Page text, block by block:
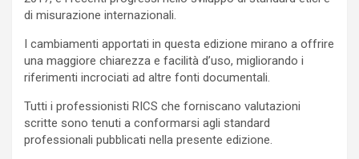
di misurazione internazionali.
I cambiamenti apportati in questa edizione mirano a offrire
una maggiore chiarezza e facilità d’uso, migliorando i
riferimenti incrociati ad altre fonti documentali.
Tutti i professionisti RICS che forniscano valutazioni
scritte sono tenuti a conformarsi agli standard
professionali pubblicati nella presente edizione.